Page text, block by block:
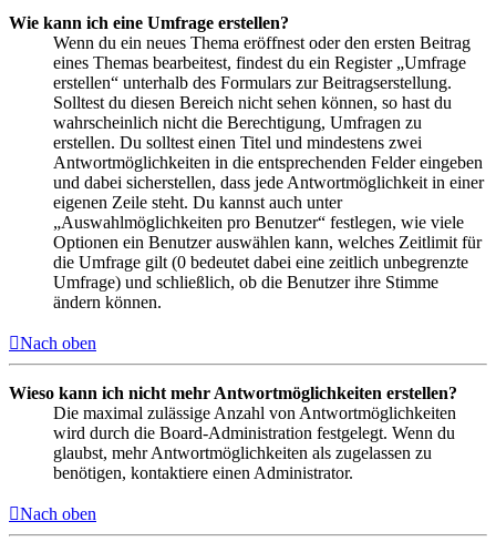
Wie kann ich eine Umfrage erstellen?
Wenn du ein neues Thema eröffnest oder den ersten Beitrag
eines Themas bearbeitest, findest du ein Register „Umfrage
erstellen“ unterhalb des Formulars zur Beitragserstellung.
Solltest du diesen Bereich nicht sehen können, so hast du
wahrscheinlich nicht die Berechtigung, Umfragen zu
erstellen. Du solltest einen Titel und mindestens zwei
Antwortmöglichkeiten in die entsprechenden Felder eingeben
und dabei sicherstellen, dass jede Antwortmöglichkeit in einer
eigenen Zeile steht. Du kannst auch unter
„Auswahlmöglichkeiten pro Benutzer“ festlegen, wie viele
Optionen ein Benutzer auswählen kann, welches Zeitlimit für
die Umfrage gilt (0 bedeutet dabei eine zeitlich unbegrenzte
Umfrage) und schließlich, ob die Benutzer ihre Stimme
ändern können.
Nach oben
Wieso kann ich nicht mehr Antwortmöglichkeiten erstellen?
Die maximal zulässige Anzahl von Antwortmöglichkeiten
wird durch die Board-Administration festgelegt. Wenn du
glaubst, mehr Antwortmöglichkeiten als zugelassen zu
benötigen, kontaktiere einen Administrator.
Nach oben